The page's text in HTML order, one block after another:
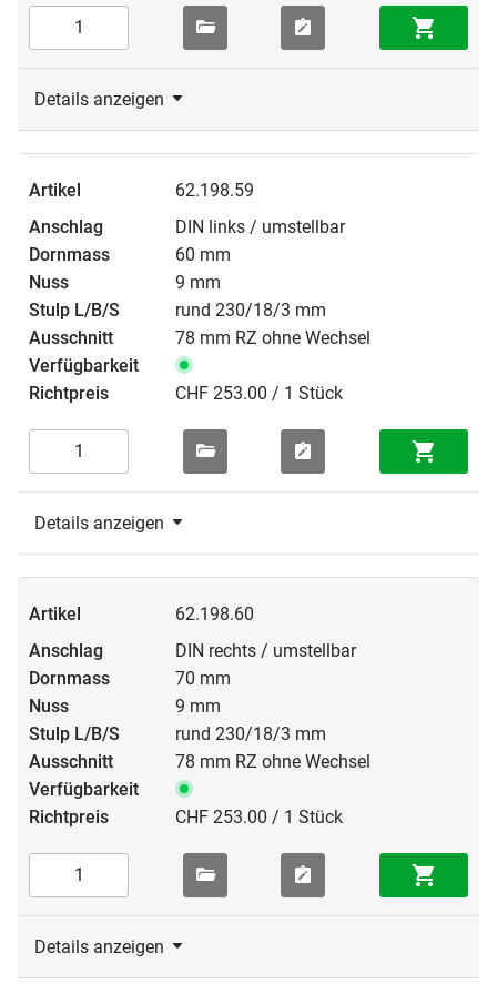
Details anzeigen
62.198.59
DIN links / umstellbar
60 mm
9 mm
rund 230/18/3 mm
78 mm RZ ohne Wechsel
CHF 253.00 / 1 Stück
Details anzeigen
62.198.60
DIN rechts / umstellbar
70 mm
9 mm
rund 230/18/3 mm
78 mm RZ ohne Wechsel
CHF 253.00 / 1 Stück
Details anzeigen